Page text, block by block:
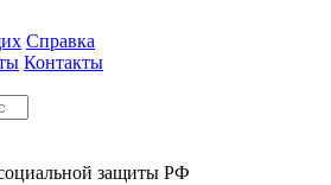
Справка
Контакты
защиты РФ